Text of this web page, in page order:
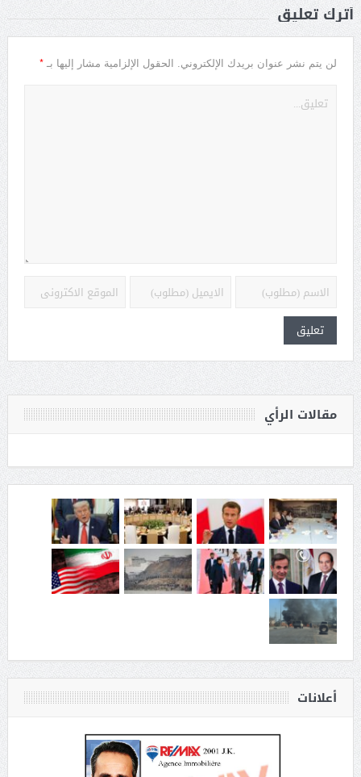
أترك تعليق
لن يتم نشر عنوان بريدك الإلكتروني. الحقول الإلزامية مشار إليها بـ *
مقالات الرأي
أعلانات